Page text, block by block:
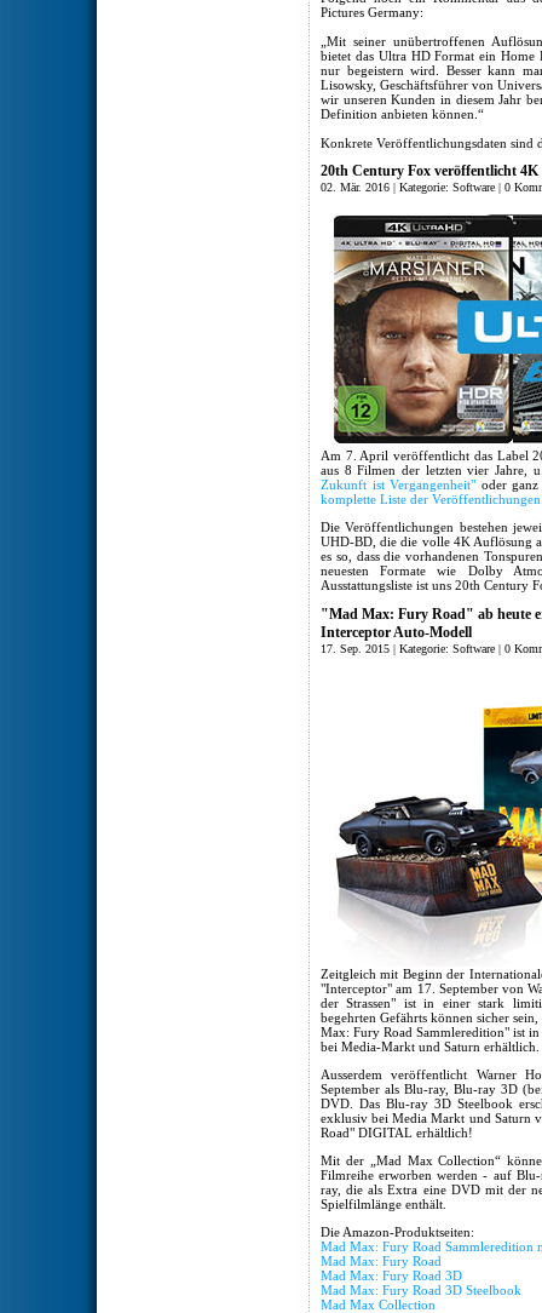
Pictures Germany:
„Mit seiner unübertroffenen
bietet das Ultra HD Format ein Home
nur begeistern wird. Besser kann
Lisowsky, Geschäftsführer von
wir unseren Kunden in diesem Jahr
Definition anbieten können.“
Konkrete Veröffentlichungsdaten sind
20th Century Fox veröffentlicht
02. Mär. 2016 | Kategorie: Software | 0
Am 7. April veröffentlicht das Label
aus 8 Filmen der letzten vier Jahre,
Zukunft ist Vergangenheit" oder
komplette Liste der
Die Veröffentlichungen bestehen
UHD-BD, die die volle 4K Auflösung
es so, dass die vorhandenen
neuesten Formate wie Dolby
Ausstattungsliste ist uns 20th Century
"Mad Max: Fury Road" ab heute
Interceptor Auto-Modell
17. Sep. 2015 | Kategorie: Software | 0
Zeitgleich mit Beginn der
"Interceptor" am 17. September von
der Strassen" ist in einer stark
begehrten Gefährts können sicher
Max: Fury Road Sammleredition" ist
bei Media-Markt und Saturn erhältlich.
Ausserdem veröffentlicht Warner
September als Blu-ray, Blu-ray 3D
DVD. Das Blu-ray 3D Steelbook
exklusiv bei Media Markt und Saturn
Road" DIGITAL erhältlich!
Mit der „Mad Max Collection“
Filmreihe erworben werden - auf
ray, die als Extra eine DVD mit der
Spielfilmlänge enthält.
Die Amazon-Produktseiten:
Mad Max: Fury Road Sammleredition
Mad Max: Fury Road
Mad Max: Fury Road 3D
Mad Max: Fury Road 3D Steelbook
Mad Max Collection